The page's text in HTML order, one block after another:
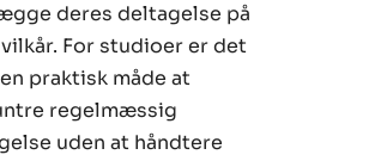
deres deltagelse på
For studioer er det
praktisk måde at
regelmæssig
uden at håndtere